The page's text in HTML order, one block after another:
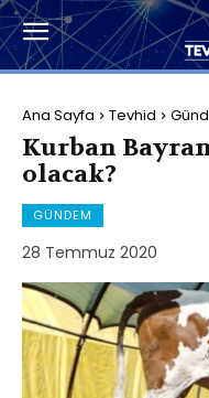
Ana Sayfa Tevhid
Kurban
olacak?
GÜNDEM
28 Temmuz 2020